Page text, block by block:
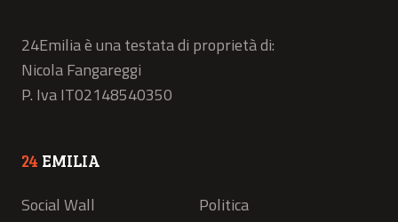
24Emilia è una testata di proprietà di:
Nicola Fangareggi
P. Iva IT02148540350
24 EMILIA
Social Wall
Politica